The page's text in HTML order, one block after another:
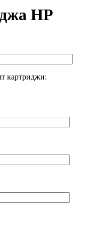
HP
картриджи: